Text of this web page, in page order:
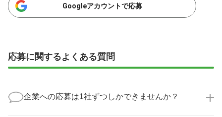
Googleアカウントで応募
応募に関するよくある質問
企業への応募は1社ずつしかできませんか？